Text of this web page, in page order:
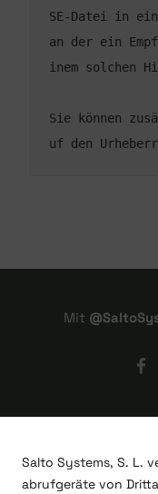
SE-Datei in
an der ein
Sie können
uf den
Mit
Salto Systems, S. L.
abrufgeräte von